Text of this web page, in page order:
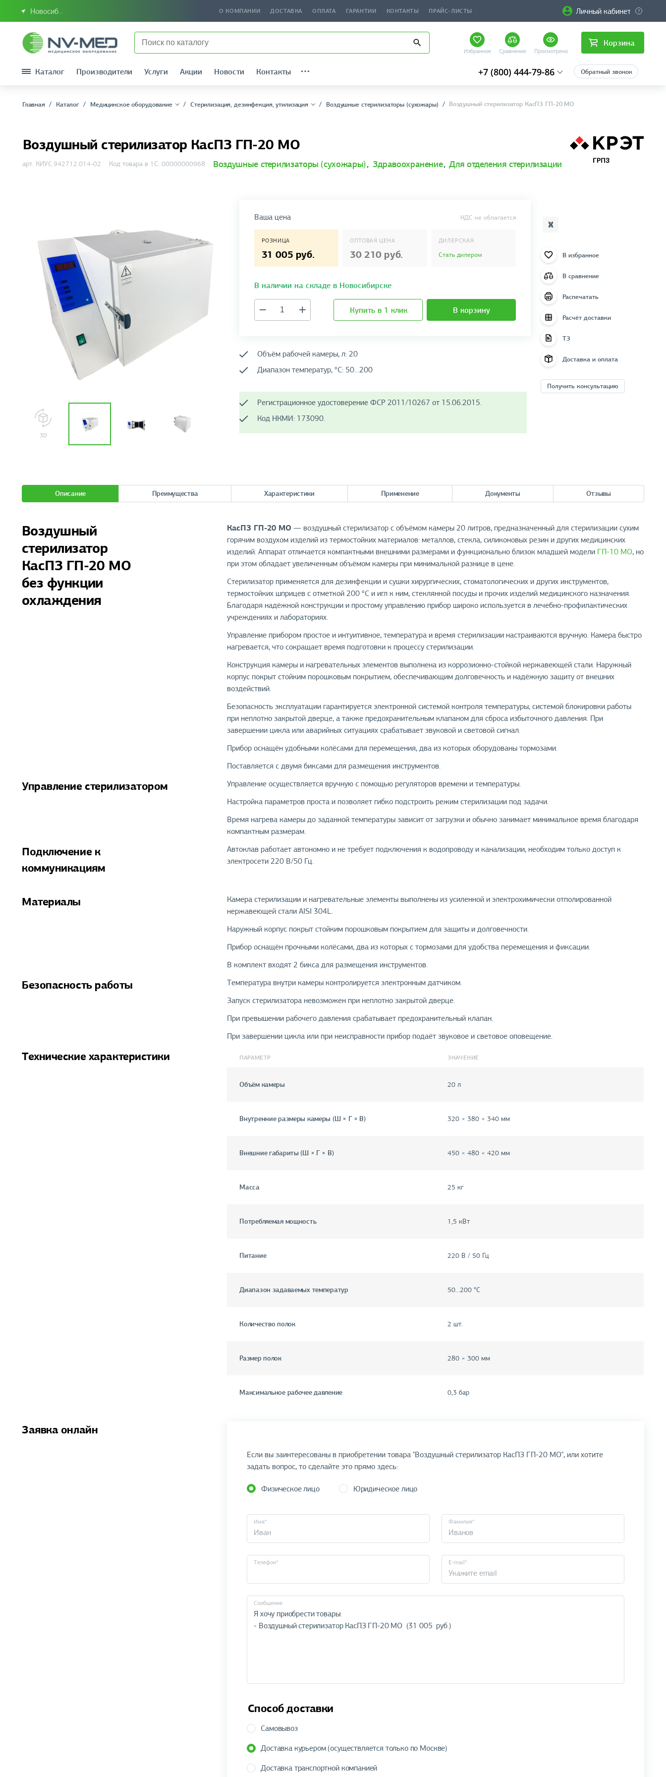
Новосибирск или Сибирский федеральный округ О КОМПАНИИ ДОСТАВКА ОПЛАТА ГАРАНТИИ КОНТАКТЫ ПРАЙС-ЛИСТЫ Личный кабинет
Избранное Сравнение Просмотрено
Корзина
Каталог Производители Услуги Акции Новости Контакты +7 (800) 444-79-86 Обратный звонок
Главная Каталог Медицинское оборудование Стерилизация, дезинфекция, утилизация Воздушные стерилизаторы (сухожары) Воздушный стерилизатор КасПЗ ГП-20 МО
Воздушный стерилизатор КасПЗ ГП-20 МО
арт. КИУС.942712.014-02 Код товара в 1С: 00000000968 Воздушные стерилизаторы (сухожары), Здравоохранение, Для отделения стерилизации
Ваша цена НДС не облагается
РОЗНИЦА
31 005 руб.
ОПТОВАЯ ЦЕНА
30 210 руб.
ДИЛЕРСКАЯ
Стать дилером
В наличии на складе в Новосибирске
Купить в 1 клик В корзину
Объём рабочей камеры, л: 20
Диапазон температур, °C: 50…200
Регистрационное удостоверение ФСР 2011/10267 от 15.06.2015.
Код НКМИ: 173090.
В избранное
В сравнение
Распечатать
Расчёт доставки
ТЗ
Доставка и оплата
Получить консультацию
Описание Преимущества Характеристики Применение Документы Отзывы
Воздушный
стерилизатор
КасПЗ ГП-20 МО
без функции
охлаждения
КасПЗ ГП-20 МО — воздушный стерилизатор с объёмом камеры 20 литров, предназначенный для стерилизации сухим
горячим воздухом изделий из термостойких материалов: металлов, стекла, силиконовых резин и других медицинских
изделий. Аппарат отличается компактными внешними размерами и функционально близок младшей модели ГП-10 МО, но
при этом обладает увеличенным объёмом камеры при минимальной разнице в цене.
Стерилизатор применяется для дезинфекции и сушки хирургических, стоматологических и других инструментов,
термостойких шприцев с отметкой 200 °C и игл к ним, стеклянной посуды и прочих изделий медицинского назначения.
Благодаря надёжной конструкции и простому управлению прибор широко используется в лечебно-профилактических
учреждениях и лабораториях.
Управление прибором простое и интуитивное, температура и время стерилизации настраиваются вручную. Камера быстро
нагревается, что сокращает время подготовки к процессу стерилизации.
Конструкция камеры и нагревательных элементов выполнена из коррозионно-стойкой нержавеющей стали. Наружный
корпус покрыт стойким порошковым покрытием, обеспечивающим долговечность и надёжную защиту от внешних
воздействий.
Безопасность эксплуатации гарантируется электронной системой контроля температуры, системой блокировки работы
при неплотно закрытой дверце, а также предохранительным клапаном для сброса избыточного давления. При
завершении цикла или аварийных ситуациях срабатывает звуковой и световой сигнал.
Прибор оснащён удобными колёсами для перемещения, два из которых оборудованы тормозами.
Поставляется с двумя биксами для размещения инструментов.
Управление стерилизатором
Управление осуществляется вручную с помощью регуляторов времени и температуры.
Настройка параметров проста и позволяет гибко подстроить режим стерилизации под задачи.
Время нагрева камеры до заданной температуры зависит от загрузки и обычно занимает минимальное время благодаря
компактным размерам.
Подключение к
коммуникациям
Автоклав работает автономно и не требует подключения к водопроводу и канализации, необходим только доступ к
электросети 220 В/50 Гц.
Материалы
Камера стерилизации и нагревательные элементы выполнены из усиленной и электрохимически отполированной
нержавеющей стали AISI 304L.
Наружный корпус покрыт стойким порошковым покрытием для защиты и долговечности.
Прибор оснащён прочными колёсами, два из которых с тормозами для удобства перемещения и фиксации.
В комплект входят 2 бикса для размещения инструментов.
Безопасность работы
Температура внутри камеры контролируется электронным датчиком.
Запуск стерилизатора невозможен при неплотно закрытой дверце.
При превышении рабочего давления срабатывает предохранительный клапан.
При завершении цикла или при неисправности прибор подаёт звуковое и световое оповещение.
Технические характеристики ПАРАМЕТР ЗНАЧЕНИЕ
Объём камеры 20 л
Внутренние размеры камеры (Ш × Г × В) 320 × 380 × 340 мм
Внешние габариты (Ш × Г × В) 450 × 480 × 420 мм
Масса 25 кг
Потребляемая мощность 1,5 кВт
Питание 220 В / 50 Гц
Диапазон задаваемых температур 50…200 °C
Количество полок 2 шт.
Размер полок 280 × 300 мм
Максимальное рабочее давление 0,3 бар
Заявка онлайн
Если вы заинтересованы в приобретении товара "Воздушный стерилизатор КасПЗ ГП-20 МО", или хотите
задать вопрос, то сделайте это прямо здесь:
Физическое лицо Юридическое лицо
Имя* Фамилия*
Телефон* E-mail*
Cообщение
Способ доставки
Самовывоз
Доставка курьером (осуществляется только по Москве)
Доставка транспортной компанией